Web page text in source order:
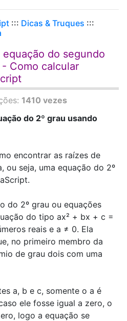
::: Dicas & Truques :::
do segundo
Como calcular
1410 vezes
do 2º grau usando
encontrar as raízes de
ou seja, uma equação do 2º
do 2º grau ou equações
do tipo ax² + bx + c =
reais e a ≠ 0. Ela
no primeiro membro da
de grau dois com uma
a, b e c, somente o a é
ele fosse igual a zero, o
logo a equação se